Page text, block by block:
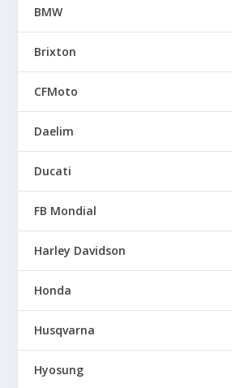
BMW
Brixton
CFMoto
Daelim
Ducati
FB Mondial
Harley Davidson
Honda
Husqvarna
Hyosung